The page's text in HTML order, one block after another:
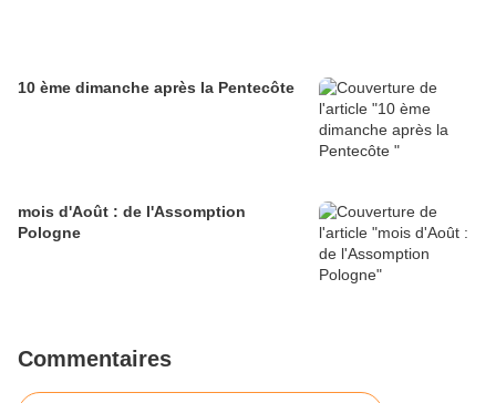
10 ème dimanche après la Pentecôte
mois d'Août : de l'Assomption
Pologne
Commentaires